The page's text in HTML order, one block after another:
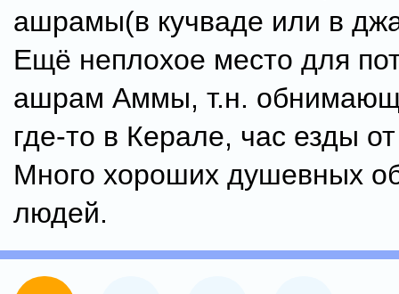
ашрамы(в кучваде или в
Ещё неплохое место для
ашрам Аммы, т.н.
где-то в Керале, час езды
Много хороших душевных
людей.